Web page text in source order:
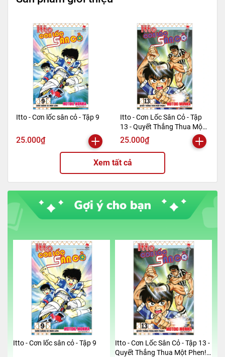
Itto - Cơn lốc sân cỏ - Tập 9
25.000₫
Itto - Cơn Lốc Sân Cỏ - Tập
13 - Quyết Thắng Thua Một
Phen!! (Tái Bản 2024)
25.000₫
Xem tất cả
Itto - Cơn lốc sân cỏ - Tập 9
Itto - Cơn Lốc Sân Cỏ - Tập 13 -
Quyết Thắng Thua Một Phen!!